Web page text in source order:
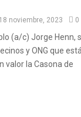
18 noviembre, 2023 0
(a/c) Jorge Henn,
y ONG que
valor la Casona de